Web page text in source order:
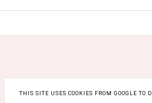
THIS SITE USES COOKIES FROM GOOGLE TO